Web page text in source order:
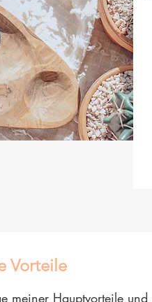
Vorteile
meiner Hauptvorteile